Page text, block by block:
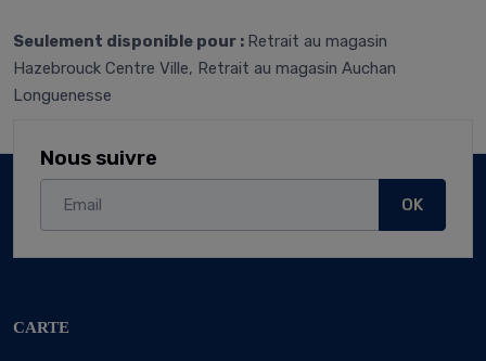
Seulement disponible pour : Retrait au magasin
Hazebrouck Centre Ville, Retrait au magasin Auchan
Longuenesse
Nous suivre
OK
CARTE